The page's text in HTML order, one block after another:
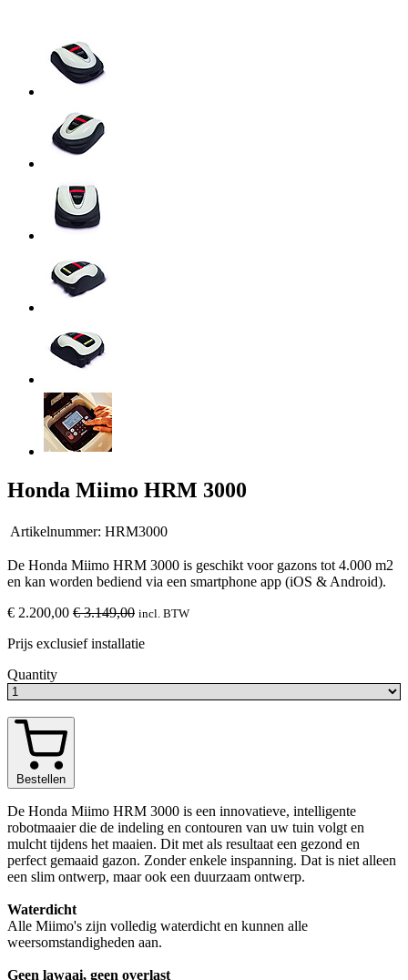
Honda Miimo HRM 3000
Artikelnummer: HRM3000
De Honda Miimo HRM 3000 is geschikt voor gazons tot 4.000 m2
en kan worden bediend via een smartphone app (iOS & Android).
€ 2.200,00 € 3.149,00 incl. BTW
Prijs exclusief installatie
Quantity
Bestellen
De Honda Miimo HRM 3000 is een innovatieve, intelligente
robotmaaier die de indeling en contouren van uw tuin volgt en
mulcht tijdens het maaien. Dit met als resultaat een gezond en
perfect gemaaid gazon. Zonder enkele inspanning. Dat is niet alleen
een slim ontwerp, maar ook een duurzaam ontwerp.
Waterdicht
Alle Miimo's zijn volledig waterdicht en kunnen alle
weersomstandigheden aan.
Geen lawaai, geen overlast